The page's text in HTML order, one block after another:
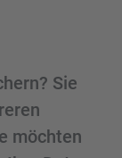
Sie
möchten